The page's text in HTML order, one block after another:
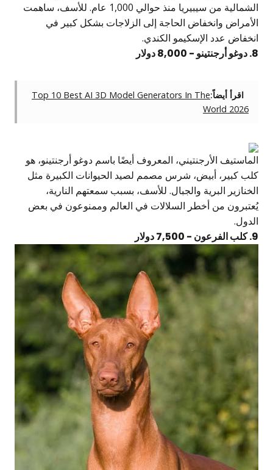
الشمالية من سيبيريا منذ حوالي 1,000 عام. للأسف، ساهمت
الأمراض وانخفاض الحاجة إلى الزلاجات بشكل كبير في
انخفاض عدد الإسكيمو الكندي.
8. دوغو أرجنتينو - 8,000 دولار
اقرأ أيضاً:Top 10 Best AI 3D Model Generators In The
World 2026
الماستيف الأرجنتيني، المعروف أيضًا باسم دوغو أرجنتينو، هو
كلب كبير، أبيض، شرس مصمم لصيد الحيوانات الكبيرة مثل
الخنازير البرية والجبال. للأسف، بسبب سمعتهم النارية،
يُعتبرون من أخطر السلالات في العالم وممنوعون في بعض
الدول.
9. كلب الفرعون - 7,500 دولار